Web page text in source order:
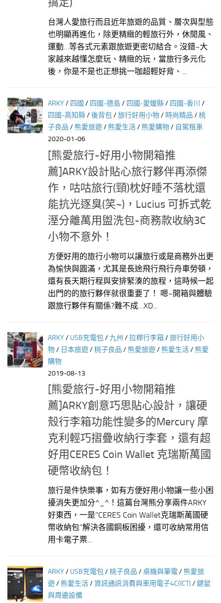
搞定)
台灣人愛旅行而且近年旅遊的品質、層次與型態
也明顯再進化，除更精緻的輕旅行外，休閒風、
運動…等各式元素跟旅遊更密切結合。沒錯~大
家越來越懂怎麼玩、精緻的玩，當旅行多元化
後，你是不是也正想挑一咖超輕好背、...
ARKY/ 四國 / 四國-德島/ 四國-愛媛縣/ 四國-香川 /
四國-高知縣/後背包/旅行好用小物/ 時尚精品 /桃
子良品 / 熊愛旅遊/ 熊愛生活/ 熊愛購物/ 自駕租車
2020-01-06
[熊愛旅行-好用小物開箱推
薦]ARKY設計貼心旅行夥伴再添傑
作，咕咕旅行(頸)枕好睡不落枕還
能抗光逐臭(笑~)，Lucius 可拆式乾
溼分離萬用盥洗包-商務款收納3C
小物不意外！
方便好用的旅行小物可以讓旅行或是商務外出更
為愉快與圓滿，尤其是長途飛行飛行舟車勞頓，
還有長天期行程與安排緊湊的旅程，這時候一起
出門的的旅行夥伴就很重要了！ 嗯~開箱與體驗
跟旅行夥伴有關係?難不成…XD...
ARKY/ USB充電包/ 九州 /拉桿行李箱/旅行好用小
物/ 日本旅遊/桃子良品 / 熊愛旅遊/ 熊愛生活/ 熊愛
購物
2019-08-13
[熊愛旅行-好用小物開箱推
薦]ARKY創意巧思貼心設計，讓硬
殼行李箱功能性變多的Mercury 摩
克利輕巧摺疊收納行李套，還有超
好用CERES Coin Wallet 克瑞斯萬國
硬幣收納包！
旅行是件快樂事，如有方便好用小物讓一些小困
擾消失更加分^_^！這篇台灣熊分享兩件ARKY
好東西，一是”CERES Coin Wallet克瑞斯萬國硬
幣收納包”解決各國銅板困擾，還可收納常用信
用卡電子票...
ARKY/ USB充電包/桃子良品 /桌機與筆電/ 熊愛旅
遊/ 熊愛生活/資訊通訊消費與車用電子4C(ICT) /鍵鼠
與周邊設備